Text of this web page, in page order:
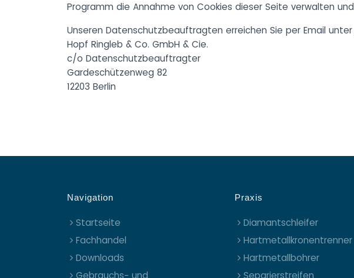
Programm die Annahme von Cookies dieser Seite verwalten
Unseren Datenschutzbeauftragten erreichen Sie per Email
Hopf Ringleb & Co. GmbH & Cie.
c/o Datenschutzbeauftragter
Gardeschützenweg 82
12203 Berlin
Navigation
Startseite
Fachhandel
Downloads
Gebrauchs- und
Praxis
Diamantschleifer
Hartmetallkronentrenner
Hartmetallbohrer
Separierstreifen